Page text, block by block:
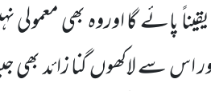
پائے گا اوروہ بھی معمولی